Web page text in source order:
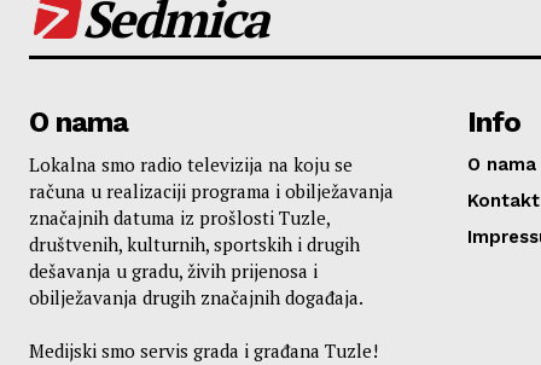
Sedmica
O nama
Lokalna smo radio televizija na koju se
računa u realizaciji programa i obilježavanja
značajnih datuma iz prošlosti Tuzle,
društvenih, kulturnih, sportskih i drugih
dešavanja u gradu, živih prijenosa i
obilježavanja drugih značajnih događaja.
Medijski smo servis grada i građana Tuzle!
Info
O nama
Kontakt